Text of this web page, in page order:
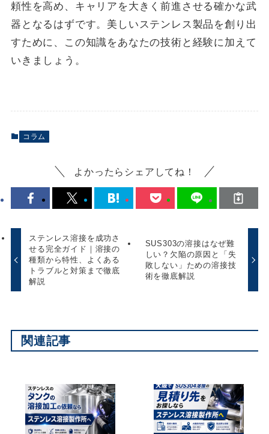
頼性を高め、キャリアを大きく前進させる確かな武
器となるはずです。美しいステンレス製品を創り出
すために、この知識をあなたの技術と経験に加えて
いきましょう。
コラム
よかったらシェアしてね！
ステンレス溶接を成功さ
せる完全ガイド｜溶接の
種類から特性、よくある
トラブルと対策まで徹底
解説
SUS303の溶接はなぜ難
しい？欠陥の原因と「失
敗しない」ための溶接技
術を徹底解説
関連記事